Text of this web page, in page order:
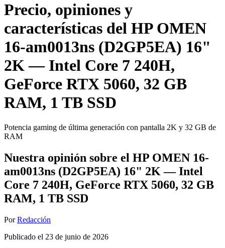
Precio, opiniones y
características del HP OMEN
16-am0013ns (D2GP5EA) 16"
2K — Intel Core 7 240H,
GeForce RTX 5060, 32 GB
RAM, 1 TB SSD
Potencia gaming de última generación con pantalla 2K y 32 GB de
RAM
Nuestra opinión sobre el HP OMEN 16-
am0013ns (D2GP5EA) 16" 2K — Intel
Core 7 240H, GeForce RTX 5060, 32 GB
RAM, 1 TB SSD
Por Redacción
Publicado el 23 de junio de 2026